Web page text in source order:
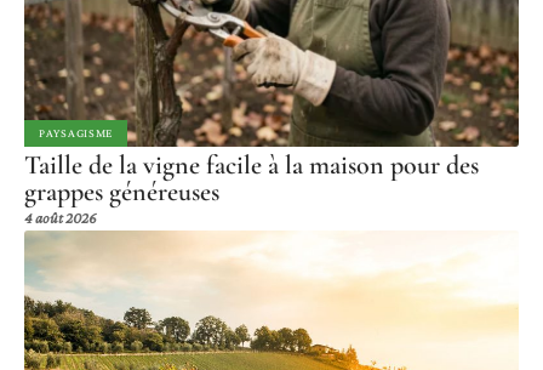
PAYSAGISME
Taille de la vigne facile à la maison pour des
grappes généreuses
4 août 2026